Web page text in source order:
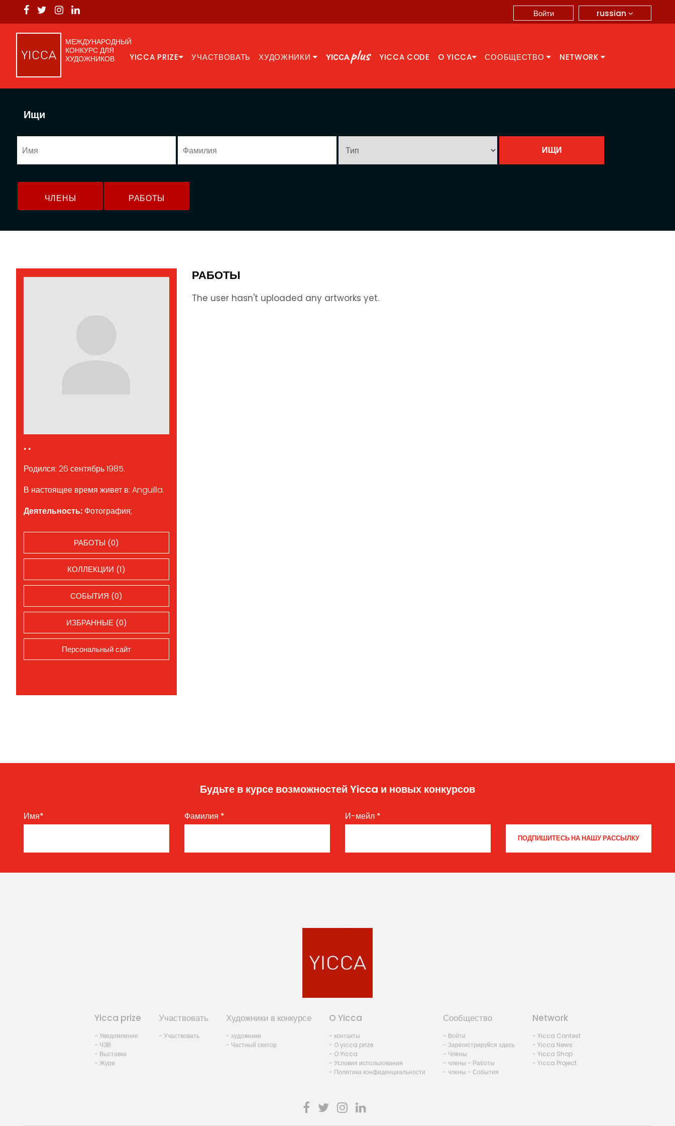
russian
Войти
МЕЖДУНАРОДНЫЙ
КОНКУРС ДЛЯ
ХУДОЖНИКОВ
YICCA PRIZE УЧАСТВОВАТЬ ХУДОЖНИКИ YICCA CODE O YICCA СООБЩЕСТВО NETWORK
Ищи
ЧЛЕНЫ РАБОТЫ
. .
Родился: 26 сентябрь 1985.
В настоящее время живет в: Anguilla.
Деятельность: Фотография;
РАБОТЫ (0)
КОЛЛЕКЦИИ (1)
СОБЫТИЯ (0)
ИЗБРАННЫЕ (0)
Персональный сайт
РАБОТЫ
The user hasn't uploaded any artworks yet.
Будьте в курсе возможностей Yicca и новых конкурсов
Имя* Фамилия * И-мейл *
Yicca prize
- Уведомление
- ЧЗВ
- Выставка
- Жури
Участвовать
- Участвовать
Художники в конкурсе
- художники
- Частный сектор
O Yicca
- контакты
- O yicca prize
- O Yicca
- Условия использования
- Политика конфиденциальности
Сообщество
- Войти
- Зарегистрируйся здесь
- Члены
- члены - Работы
- члены - События
Network
- Yicca Contest
- Yicca News
- Yicca Shop
- Yicca Project